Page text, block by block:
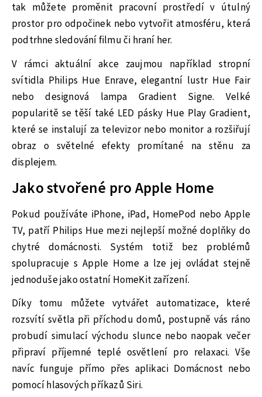
tak můžete proměnit pracovní prostředí v útulný
prostor pro odpočinek nebo vytvořit atmosféru, která
podtrhne sledování filmu či hraní her.
V rámci aktuální akce zaujmou například stropní
svítidla Philips Hue Enrave, elegantní lustr Hue Fair
nebo designová lampa Gradient Signe. Velké
popularitě se těší také LED pásky Hue Play Gradient,
které se instalují za televizor nebo monitor a rozšiřují
obraz o světelné efekty promítané na stěnu za
displejem.
Jako stvořené pro Apple Home
Pokud používáte iPhone, iPad, HomePod nebo Apple
TV, patří Philips Hue mezi nejlepší možné doplňky do
chytré domácnosti. Systém totiž bez problémů
spolupracuje s Apple Home a lze jej ovládat stejně
jednoduše jako ostatní HomeKit zařízení.
Díky tomu můžete vytvářet automatizace, které
rozsvítí světla při příchodu domů, postupně vás ráno
probudí simulací východu slunce nebo naopak večer
připraví příjemné teplé osvětlení pro relaxaci. Vše
navíc funguje přímo přes aplikaci Domácnost nebo
pomocí hlasových příkazů Siri.